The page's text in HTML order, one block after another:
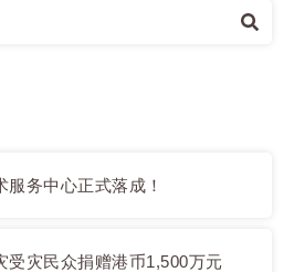
务中心正式落成！
受灾民众捐赠港币1,500万元